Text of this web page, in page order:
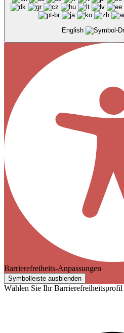
English
Barrierefreiheits-Anpassungen
Symbolleiste ausblenden
Wählen Sie Ihr Barrierefreiheitsprofil